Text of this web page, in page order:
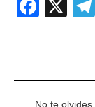
X
No te